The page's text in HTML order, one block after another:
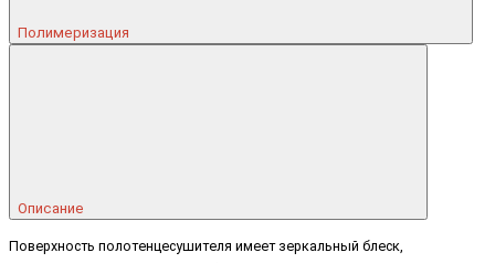
Полимеризация
Описание
Поверхность полотенцесушителя имеет зеркальный блеск,